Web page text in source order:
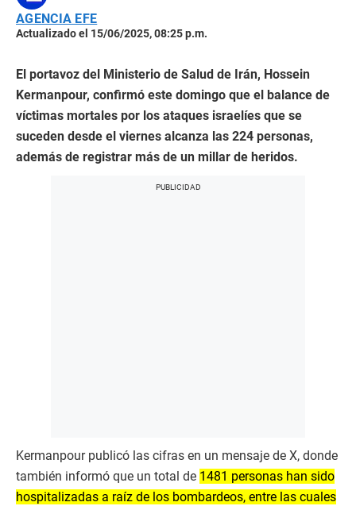
AGENCIA EFE
Actualizado el 15/06/2025, 08:25 p.m.
El portavoz del Ministerio de Salud de Irán, Hossein
Kermanpour, confirmó este domingo que el balance de
víctimas mortales por los ataques israelíes que se
suceden desde el viernes alcanza las 224 personas,
además de registrar más de un millar de heridos.
Kermanpour publicó las cifras en un mensaje de X, donde
también informó que un total de 1481 personas han sido
hospitalizadas a raíz de los bombardeos, entre las cuales